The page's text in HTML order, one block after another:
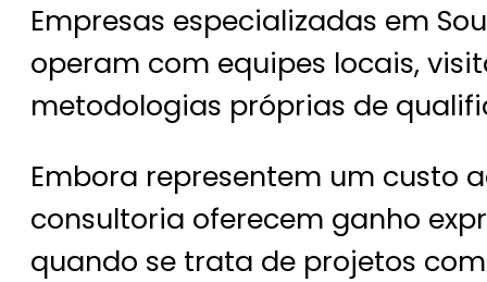
Empresas especializadas em
operam com equipes locais,
metodologias próprias de
Embora representem um custo
consultoria oferecem ganho
quando se trata de projetos